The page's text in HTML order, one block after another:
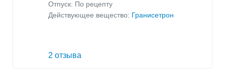
Отпуск: По рецепту
Действующее вещество: Гранисетрон
2 отзыва